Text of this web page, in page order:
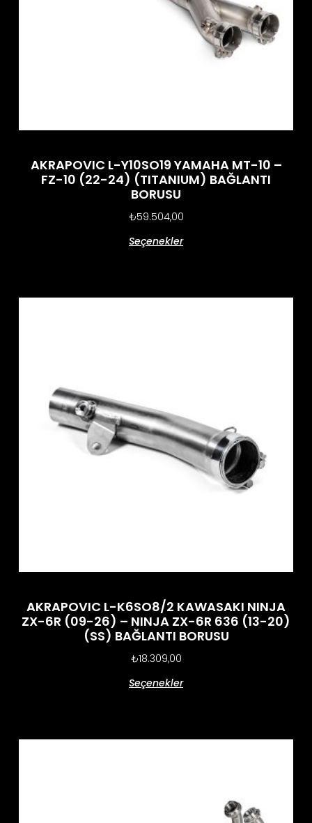
AKRAPOVIC L-Y10SO19 YAMAHA MT-10 –
FZ-10 (22-24) (TITANIUM) BAĞLANTI
BORUSU
₺59.504,00
Seçenekler
AKRAPOVIC L-K6SO8/2 KAWASAKI NINJA
ZX-6R (09-26) – NINJA ZX-6R 636 (13-20)
(SS) BAĞLANTI BORUSU
₺18.309,00
Seçenekler